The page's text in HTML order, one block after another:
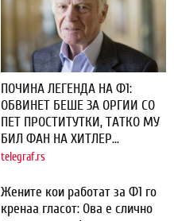
ПОЧИНА ЛЕГЕНДА НА Ф1:
ОБВИНЕТ БЕШЕ ЗА ОРГИИ СО
ПЕТ ПРОСТИТУТКИ, ТАТКО МУ
БИЛ ФАН НА ХИТЛЕР...
telegraf.rs
Жените кои работат за Ф1 го
кренаа гласот: Ова е слично